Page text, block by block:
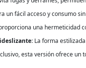
un fácil acceso y consumo
una hermeticidad
: La forma
esta versión ofrece